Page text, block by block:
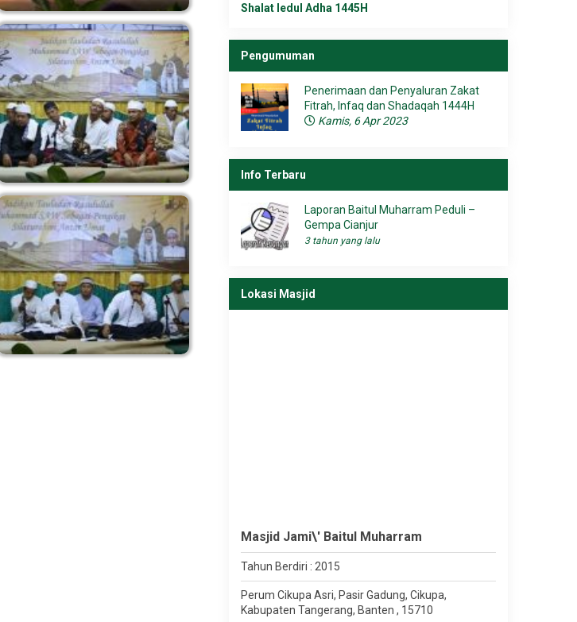
Shalat Iedul Adha 1445H
Pengumuman
Penerimaan dan Penyaluran Zakat
Fitrah, Infaq dan Shadaqah 1444H
Kamis, 6 Apr 2023
Info Terbaru
Laporan Baitul Muharram Peduli –
Gempa Cianjur
3 tahun yang lalu
Lokasi Masjid
Masjid Jami\' Baitul Muharram
Tahun Berdiri : 2015
Perum Cikupa Asri, Pasir Gadung, Cikupa,
Kabupaten Tangerang, Banten , 15710